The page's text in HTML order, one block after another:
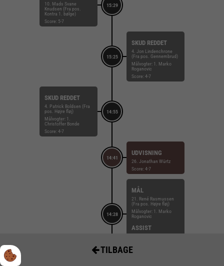
15:29
10. Mads Svane
Knudsen (Fra pos.
Kontra 1. bølge)
Score: 5-7
15:25
SKUD REDDET
4. Jon Lindenchrone
(Fra pos. Gennembrud)
Målvogter: 1. Marko
Roganovic
Score: 4-7
14:55
SKUD REDDET
4. Patrick Boldsen (Fra
pos. Højre fløj)
Målvogter: 1.
Christoffer Bonde
Score: 4-7
14:41
UDVISNING
26. Jonathan Würtz
Score: 4-7
14:28
MÅL
21. René Rasmussen
(Fra pos. Højre fløj)
Målvogter: 1. Marko
Roganovic
ASSIST
TILBAGE